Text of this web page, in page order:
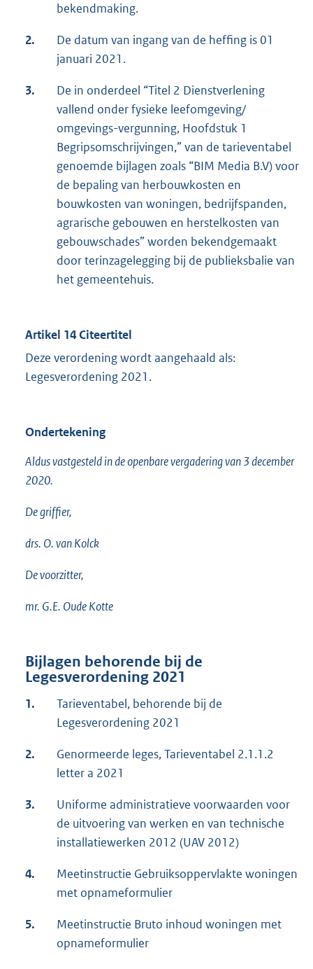
bekendmaking.
2.
De datum van ingang van de heffing is 01
januari 2021.
3.
De in onderdeel “Titel 2 Dienstverlening
vallend onder fysieke leefomgeving/
omgevings-vergunning, Hoofdstuk 1
Begripsomschrijvingen,” van de tarieventabel
genoemde bijlagen zoals “BIM Media B.V) voor
de bepaling van herbouwkosten en
bouwkosten van woningen, bedrijfspanden,
agrarische gebouwen en herstelkosten van
gebouwschades” worden bekendgemaakt
door terinzagelegging bij de publieksbalie van
het gemeentehuis.
Artikel 14 Citeertitel
Deze verordening wordt aangehaald als:
Legesverordening 2021.
Ondertekening
Aldus vastgesteld in de openbare vergadering van 3 december
2020.
De griffier,
drs. O. van Kolck
De voorzitter,
mr. G.E. Oude Kotte
Bijlagen behorende bij de
Legesverordening 2021
1.
Tarieventabel, behorende bij de
Legesverordening 2021
2.
Genormeerde leges, Tarieventabel 2.1.1.2
letter a 2021
3.
Uniforme administratieve voorwaarden voor
de uitvoering van werken en van technische
installatiewerken 2012 (UAV 2012)
4.
Meetinstructie Gebruiksoppervlakte woningen
met opnameformulier
5.
Meetinstructie Bruto inhoud woningen met
opnameformulier